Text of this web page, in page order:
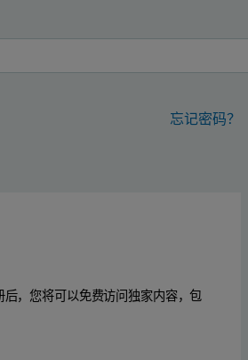
丙醇、己烷和异辛烷等分散剂时，分
简介
3000+ 延续了这一传统，
日常测量和方法开发的信心
忘记密码？
后，您将可以免费访问独家内容，包